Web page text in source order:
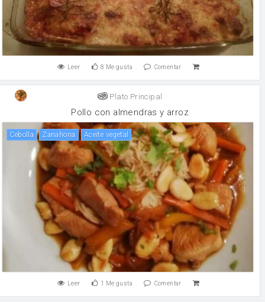
Leer 8 Me gusta Comentar
Plato Principal
Pollo con almendras y arroz
cebolla zanahoria aceite vegetal
Leer 1 Me gusta Comentar